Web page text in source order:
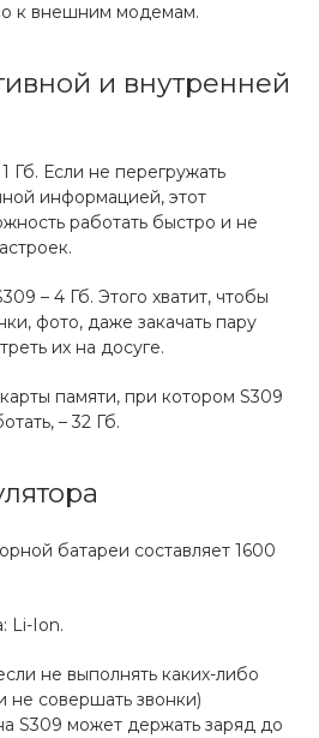
к внешним модемам.
и внутренней
Гб. Если не перегружать
информацией, этот
работать быстро и не
– 4 Гб. Этого хватит, чтобы
фото, даже закачать пару
их на досуге.
памяти, при котором S309
– 32 Гб.
батареи составляет 1600
Li-Ion.
не выполнять каких-либо
не совершать звонки)
S309 может держать заряд до